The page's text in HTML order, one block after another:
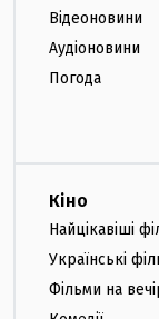
Відеоновини
Аудіоновини
Погода
Кіно
Найцікавіші
Українські
Фільми на